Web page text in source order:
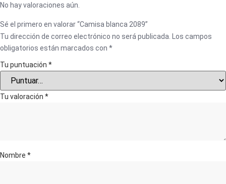
No hay valoraciones aún.
Sé el primero en valorar “Camisa blanca 2089”
Tu dirección de correo electrónico no será publicada.
Los campos
obligatorios están marcados con *
Tu puntuación *
Tu valoración *
Nombre *